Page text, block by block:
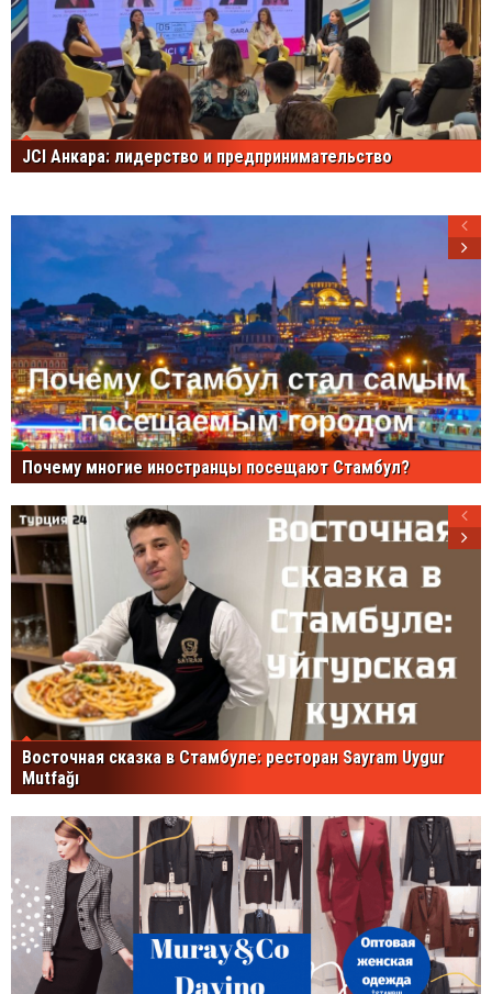
JCI Анкара: лидерство и предпринимательство
Почему многие иностранцы посещают Стамбул?
Восточная сказка в Стамбуле: ресторан Sayram Uygur
Mutfağı